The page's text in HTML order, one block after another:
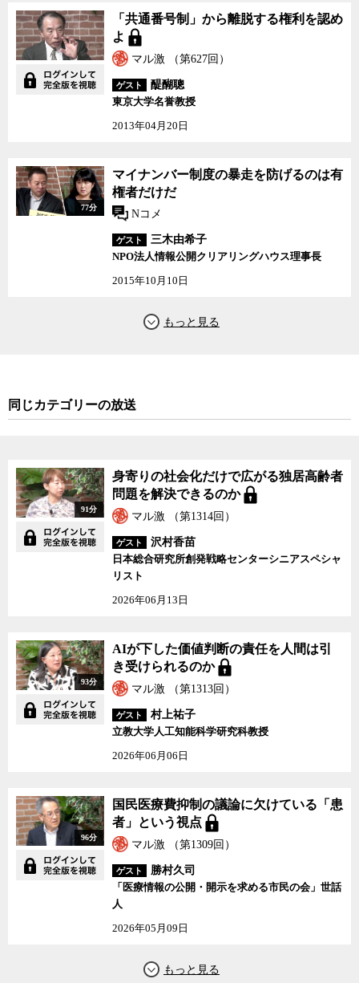
「共通番号制」から離脱
する権利を認めよ
「共通番号制」から離脱する権利を認め
よ
マル激 （第627回）
ゲスト
醍醐聰
東京大学名誉教授
2013年04月20日
77分
マイナンバー制度の暴走を防げるのは有
権者だけだ
Nコメ
ゲスト
三木由希子
NPO法人情報公開クリアリングハウス理事長
2015年10月10日
同じカテゴリーの放送
91分
身寄りの社会化だけで広がる独居高齢者
問題を解決できるのか
マル激 （第1314回）
ゲスト
沢村香苗
日本総合研究所創発戦略センターシニアスペシャ
リスト
2026年06月13日
93分
AIが下した価値判断の責任を人間は引
き受けられるのか
マル激 （第1313回）
ゲスト
村上祐子
立教大学人工知能科学研究科教授
2026年06月06日
96分
国民医療費抑制の議論に欠けている「患
者」という視点
マル激 （第1309回）
ゲスト
勝村久司
「医療情報の公開・開示を求める市民の会」世話
人
2026年05月09日